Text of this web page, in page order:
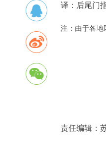
译：后尾门
注：由于各地
责任编辑：